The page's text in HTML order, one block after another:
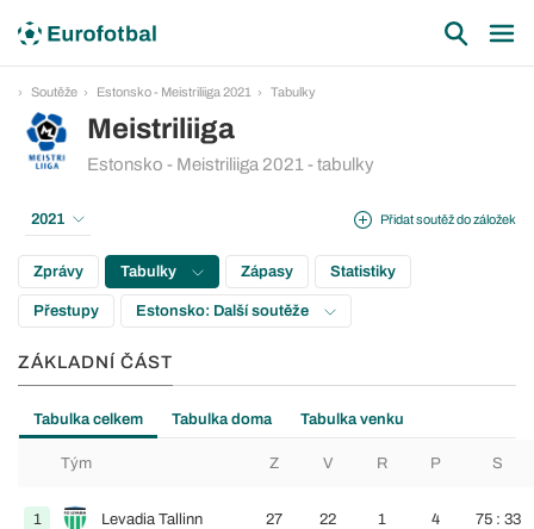
Soutěže Estonsko - Meistriliiga 2021 Tabulky
Meistriliiga
Estonsko - Meistriliiga 2021 - tabulky
Přidat soutěž do záložek
2021
Zprávy Tabulky Zápasy Statistiky
Přestupy Estonsko: Další soutěže
ZÁKLADNÍ ČÁST
Tabulka celkem Tabulka doma Tabulka venku
Tým Z V R P S
1 Levadia Tallinn 27 22 1 4 75 : 33